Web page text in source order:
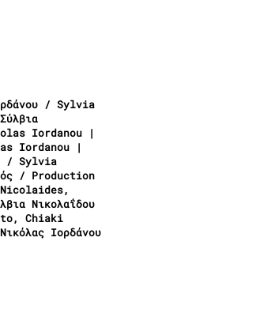
/ Sylvia
Iordanou |
Iordanou |
/ Sylvia
/ Production
Νικολαΐδου
Chiaki
Ιορδάνου